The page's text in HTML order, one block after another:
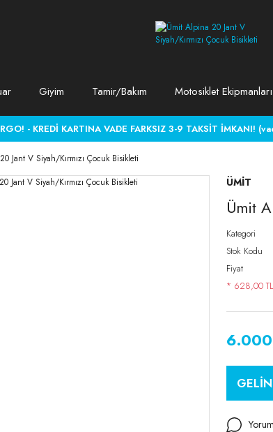
Giyim Tamir/Bakım Motosiklet Ekipmanları
- KREDİ KARTINA VADE FARKSIZ 3-9 TAKSİT
Jant V Siyah/Kırmızı Çocuk Bisikleti
ÜMİT
Ümit
Kategori
Stok Kodu
Fiyat
* 628,00